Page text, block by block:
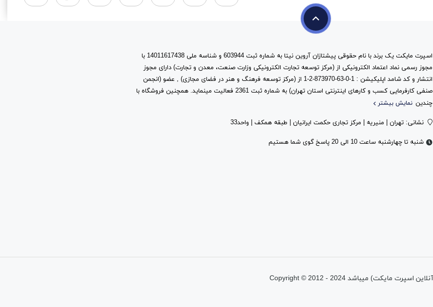
اسپرت مایکت یک برند با نام حقوقی پیشتازان آروین نیتا به شماره ثبت 603944 و شناسه ملی 14011617438 با
مجوز رسمی نماد اعتماد الکترونیکی از (مرکز توسعه تجارت الکترونیکی وزارت صنعت، معدن و تجارت) دارای مجوز
انتشار و کد شامد اپلیکیشن : 1-0-63-873970-2-1 از (مرکز توسعه فرهنگ و هنر در فضای مجازی) , عضو (انجمن
صنفی کارفرمایی کسب و کارهای اینترنتی استان تهران) به شماره ثبت 2361 فعالیت مینماید. همچنین فروشگاه با
چندین نمایش بیشتر
نشانی: تهران | منیریه | مرکز تجاری حکمت ایرانیان | طبقه همکف | واحد33
شنبه تا چهارشنبه ساعت 10 الی 20 پاسخ گوی شما هستیم
تمامی حقوق اين وب‌سايت متعلق به شرکت پیشتازان آروین نیتا (فروشگاه آنلاین اسپرت مایکت) میباشد Copyright © 2012 - 2024